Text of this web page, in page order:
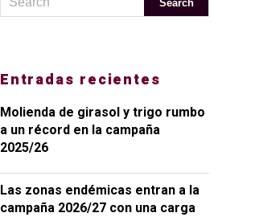
Entradas recientes
Molienda de girasol y trigo rumbo
a un récord en la campaña
2025/26
Las zonas endémicas entran a la
campaña 2026/27 con una carga